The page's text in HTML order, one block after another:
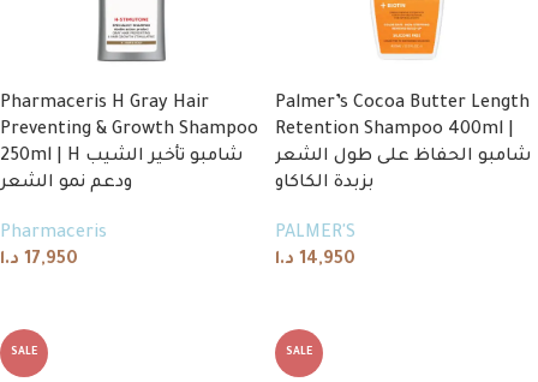
Pharmaceris H Gray Hair
Preventing & Growth Shampoo
250ml | H شامبو تأخير الشيب
ودعم نمو الشعر
Pharmaceris
17,950 د.ا
Palmer’s Cocoa Butter Length
Retention Shampoo 400ml |
شامبو الحفاظ على طول الشعر
بزبدة الكاكاو
PALMER'S
14,950 د.ا
SALE SALE